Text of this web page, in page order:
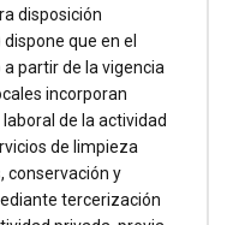
disposición
que en el
partir de la vigencia
incorporan
de la actividad
de limpieza
conservación y
tercerización